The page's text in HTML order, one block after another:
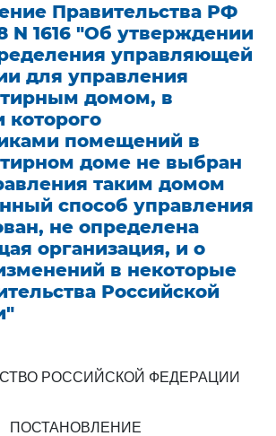
Правительства РФ
N 1616 "Об утверждении
управляющей
для управления
домом, в
которого
помещений в
доме не выбран
таким домом
способ управления
не определена
организация, и о
в некоторые
Российской
РОССИЙСКОЙ ФЕДЕРАЦИИ
ПОСТАНОВЛЕНИЕ